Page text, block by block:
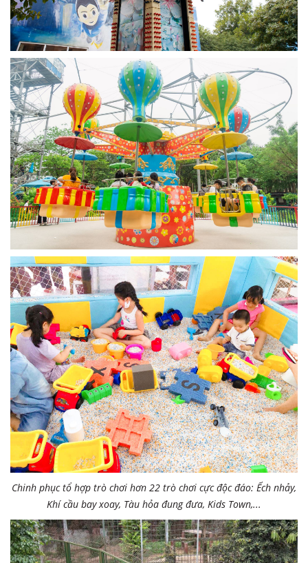
Chinh phục tổ hợp trò chơi hơn 22 trò chơi cực độc đáo: Ếch nhảy,
Khí cầu bay xoay, Tàu hỏa đung đưa, Kids Town,...